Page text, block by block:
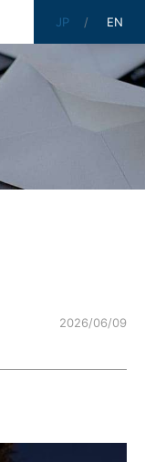
JP EN
2026/06/09